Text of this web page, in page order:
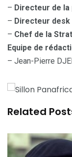
– Directeur de la
– Directeur desk
– Chef de la
Equipe de
– Jean-Pierre
Related